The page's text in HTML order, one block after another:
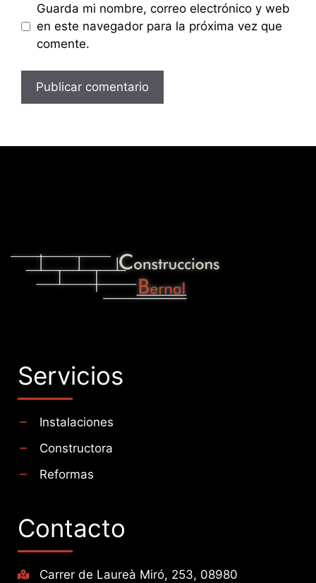
Guarda mi nombre, correo electrónico y web
en este navegador para la próxima vez que
comente.
Servicios
Instalaciones
Constructora
Reformas
Contacto
Carrer de Laureà Miró, 253, 08980